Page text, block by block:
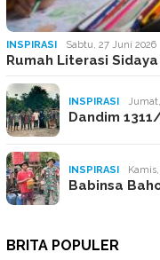
INSPIRASI Sabtu, 27 Juni 2026
Rumah Literasi
INSPIRASI
Dandim
INSPIRASI
Babinsa
BRITA POPULER